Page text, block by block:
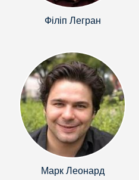
Філіп Легран
Марк Леонард